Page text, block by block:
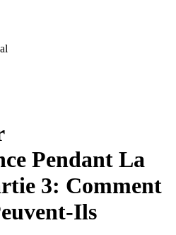
Pendant La
3: Comment
Ils